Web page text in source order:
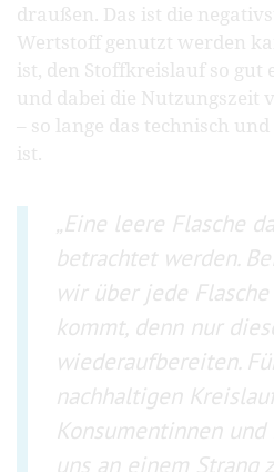
draußen. Das ist die
Wertstoff genutzt werden
ist, den Stoffkreislauf so gut
und dabei die Nutzungszeit
– so lange das technisch
ist.
Eine leere Flasche
betrachtet werden.
wir über jede
kommt, denn nur
wiederaufbereiten.
nachhaltigen
Konsumentinnen
uns an einem Strang